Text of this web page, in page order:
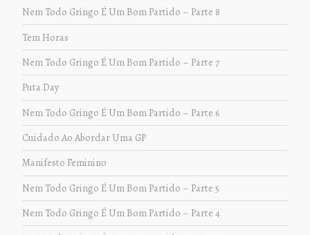
Nem Todo Gringo É Um Bom Partido – Parte 8
Tem Horas
Nem Todo Gringo É Um Bom Partido – Parte 7
Puta Day
Nem Todo Gringo É Um Bom Partido – Parte 6
Cuidado Ao Abordar Uma GP
Manifesto Feminino
Nem Todo Gringo É Um Bom Partido – Parte 5
Nem Todo Gringo É Um Bom Partido – Parte 4